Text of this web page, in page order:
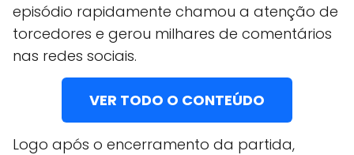
episódio rapidamente chamou a atenção de
torcedores e gerou milhares de comentários
nas redes sociais.
VER TODO O CONTEÚDO
Logo após o encerramento da partida,